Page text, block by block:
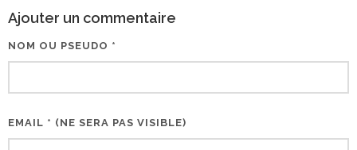
Ajouter un commentaire
NOM OU PSEUDO *
EMAIL * (NE SERA PAS VISIBLE)